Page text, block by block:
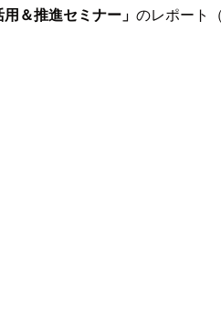
用＆推進セミナー」 のレポート